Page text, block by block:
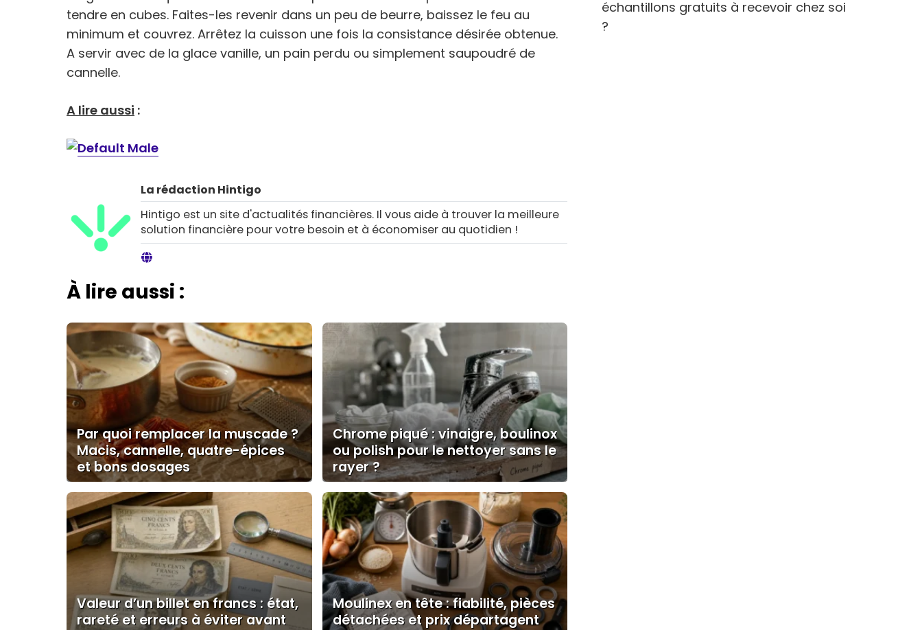
tendre en cubes. Faites-les revenir dans un peu de beurre, baissez le feu au
minimum et couvrez. Arrêtez la cuisson une fois la consistance désirée obtenue.
A servir avec de la glace vanille, un pain perdu ou simplement saupoudré de
cannelle.
A lire aussi :
La rédaction Hintigo
Hintigo est un site d'actualités financières. Il vous aide à trouver la meilleure
solution financière pour votre besoin et à économiser au quotidien !
À lire aussi :
Par quoi remplacer la muscade ?
Macis, cannelle, quatre-épices
et bons dosages
Chrome piqué : vinaigre, boulinox
ou polish pour le nettoyer sans le
rayer ?
Valeur d’un billet en francs : état,
rareté et erreurs à éviter avant
Moulinex en tête : fiabilité, pièces
détachées et prix départagent
échantillons gratuits à recevoir chez soi
?